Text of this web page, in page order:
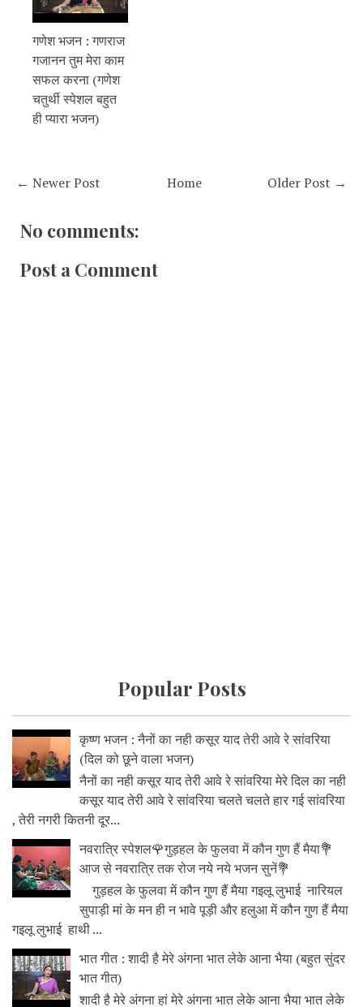
गणेश भजन : गणराज
गजानन तुम मेरा काम
सफल करना (गणेश
चतुर्थी स्पेशल बहुत
ही प्यारा भजन)
← Newer Post Older Post →
Home
No comments:
Post a Comment
Popular Posts
कृष्ण भजन : नैनों का नही कसूर याद तेरी आवे रे सांवरिया
(दिल को छूने वाला भजन)
नैनों का नही कसूर याद तेरी आवे रे सांवरिया मेरे दिल का नही
कसूर याद तेरी आवे रे सांवरिया चलते चलते हार गई सांवरिया
, तेरी नगरी कितनी दूर...
नवरात्रि स्पेशल🌹गुड़हल के फुलवा में कौन गुण हैं मैया💐
आज से नवरात्रि तक रोज नये नये भजन सुनें💐
गुड़हल के फुलवा में कौन गुण हैं मैया गइलू लुभाई नारियल
सुपाड़ी मां के मन ही न भावे पूड़ी और हलुआ में कौन गुण हैं मैया
गइलू लुभाई हाथी ...
भात गीत : शादी है मेरे अंगना भात लेके आना भैया (बहुत सुंदर
भात गीत)
शादी है मेरे अंगना हां मेरे अंगना भात लेके आना भैया भात लेके